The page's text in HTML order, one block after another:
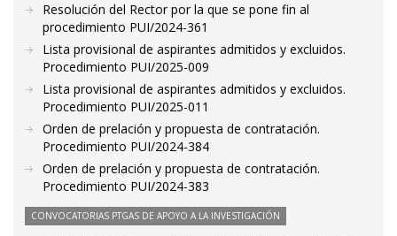
Resolución del Rector por la que se pone fin al
procedimiento PUI/2024-361
Lista provisional de aspirantes admitidos y excluidos.
Procedimiento PUI/2025-009
Lista provisional de aspirantes admitidos y excluidos.
Procedimiento PUI/2025-011
Orden de prelación y propuesta de contratación.
Procedimiento PUI/2024-384
Orden de prelación y propuesta de contratación.
Procedimiento PUI/2024-383
CONVOCATORIAS PTGAS DE APOYO A LA INVESTIGACIÓN